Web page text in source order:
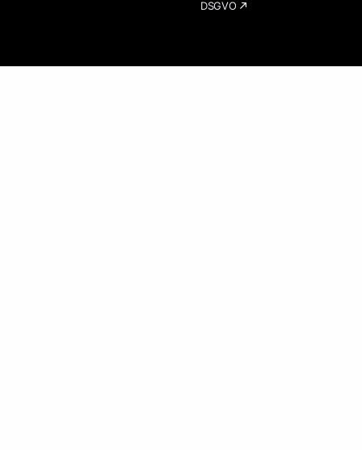
DSGVO